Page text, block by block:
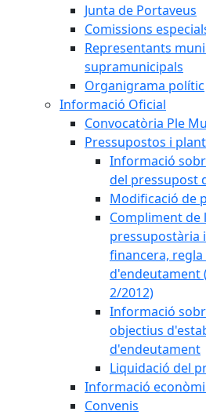
Junta de Portaveus
Comissions
Representants
supramunicipals
Organigrama polític
Informació Oficial
Convocatòria Ple
Pressupostos i
Informació
del pressupost
Modificació de
Compliment
pressupostària
financera,
d'endeutament
2/2012)
Informació
objectius
d'endeutament
Liquidació del
Informació
Convenis